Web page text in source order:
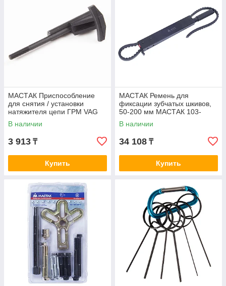
МАСТАК Приспособление
для снятия / установки
натяжителя цепи ГРМ VAG
(3366) МАСТАК 103-22005
В наличии
3 913 ₸
Купить
МАСТАК Ремень для
фиксации зубчатых шкивов,
50-200 мм МАСТАК 103-
20200
В наличии
34 108 ₸
Купить